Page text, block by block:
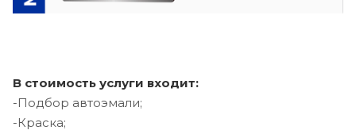
В стоимость услуги входит:
-Подбор автоэмали;
-Краска;